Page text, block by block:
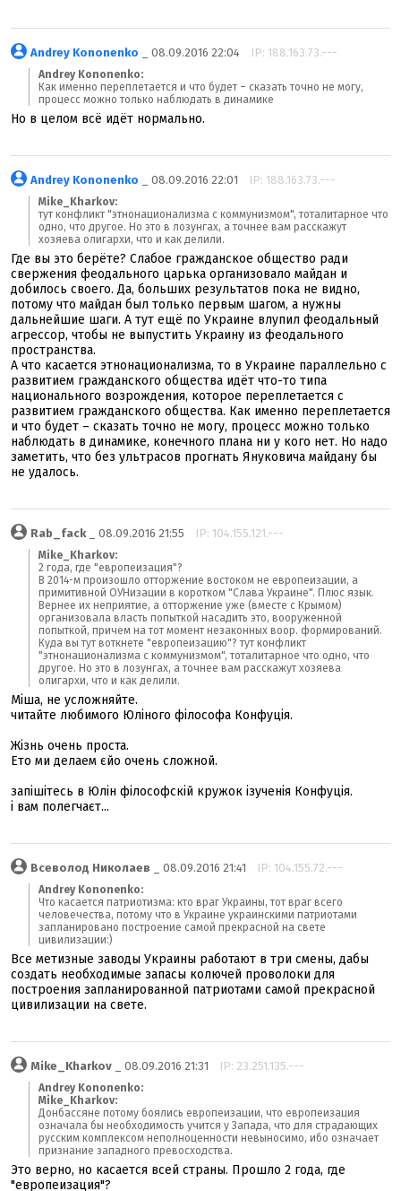
Andrey Kononenko _ 08.09.2016 22:04 IP: 188.163.73.---
Andrey Kononenko:
Как именно переплетается и что будет – сказать точно не могу,
процесс можно только наблюдать в динамике
Но в целом всё идёт нормально.
Andrey Kononenko _ 08.09.2016 22:01 IP: 188.163.73.---
Mike_Kharkov:
тут конфликт "этнонационализма с коммунизмом", тоталитарное что
одно, что другое. Но это в лозунгах, а точнее вам расскажут
хозяева олигархи, что и как делили.
Где вы это берёте? Слабое гражданское общество ради
свержения феодального царька организовало майдан и
добилось своего. Да, больших результатов пока не видно,
потому что майдан был только первым шагом, а нужны
дальнейшие шаги. А тут ещё по Украине влупил феодальный
агрессор, чтобы не выпустить Украину из феодального
пространства.
А что касается этнонационализма, то в Украине параллельно с
развитием гражданского общества идёт что-то типа
национального возрождения, которое переплетается с
развитием гражданского общества. Как именно переплетается
и что будет – сказать точно не могу, процесс можно только
наблюдать в динамике, конечного плана ни у кого нет. Но надо
заметить, что без ультрасов прогнать Януковича майдану бы
не удалось.
Rab_fack_ 08.09.2016 21:55 IP: 104.155.121.---
Mike_Kharkov:
2 года, где "европеизация"?
В 2014-м произошло отторжение востоком не европеизации, а
примитивной ОУНизации в коротком "Слава Украине". Плюс язык.
Вернее их неприятие, а отторжение уже (вместе с Крымом)
организовала власть попыткой насадить это, вооруженной
попыткой, причем на тот момент незаконных воор. формирований.
Куда вы тут воткнете "европеизацию"? тут конфликт
"этнонационализма с коммунизмом", тоталитарное что одно, что
другое. Но это в лозунгах, а точнее вам расскажут хозяева
олигархи, что и как делили.
Міша, не усложняйте.
читайте любимого Юліного філософа Конфуція.
Жізнь очень проста.
Ето ми делаем єйо очень сложной.
запішітесь в Юлін філософскій кружок ізученія Конфуція.
і вам полегчаєт...
Всеволод Николаев _ 08.09.2016 21:41 IP: 104.155.72.---
Andrey Kononenko:
Что касается патриотизма: кто враг Украины, тот враг всего
человечества, потому что в Украине украинскими патриотами
запланировано построение самой прекрасной на свете
цивилизации:)
Все метизные заводы Украины работают в три смены, дабы
создать необходимые запасы колючей проволоки для
построения запланированной патриотами самой прекрасной
цивилизации на свете.
Mike_Kharkov _ 08.09.2016 21:31 IP: 23.251.135.---
Andrey Kononenko:
Mike_Kharkov:
Донбассяне потому боялись европеизации, что европеизация
означала бы необходимость учится у Запада, что для страдающих
русским комплексом неполноценности невыносимо, ибо означает
признание западного превосходства.
Это верно, но касается всей страны. Прошло 2 года, где
"европеизация"?